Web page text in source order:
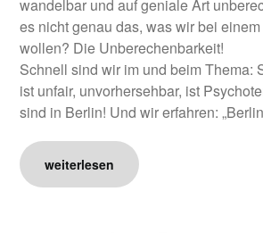
wandelbar und auf geniale Art
es nicht genau das, was wir bei
wollen? Die Unberechenbarkeit!
Schnell sind wir im und beim Thema:
ist unfair, unvorhersehbar, ist
sind in Berlin! Und wir erfahren:
weiterlesen